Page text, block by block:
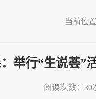
当前位置
举行“生说荟”
阅读次数： 30